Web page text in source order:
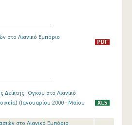
στο Λιανικό Εμπόριο
Δείκτης ΄Ογκου στο Λιανικό
(Ιανουαρίου 2000 - Μαΐου
στο Λιανικό Εμπόριο